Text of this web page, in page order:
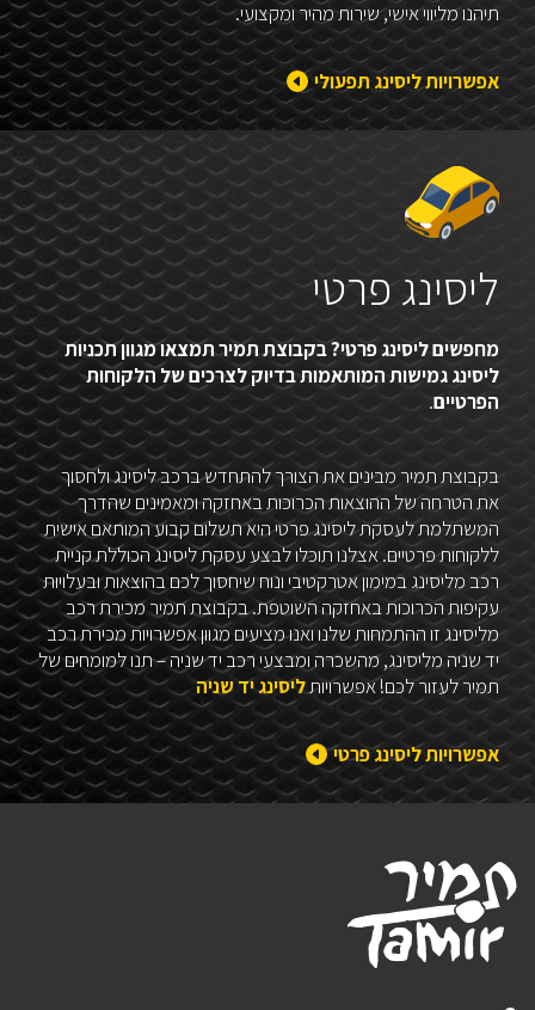
תיהנו מליווי אישי, שירות מהיר ומקצועי.
אפשרויות ליסינג תפעולי
ליסינג פרטי
מחפשים ליסינג פרטי? בקבוצת תמיר תמצאו מגוון תכניות
ליסינג גמישות המותאמות בדיוק לצרכים של הלקוחות
הפרטיים.
בקבוצת תמיר מבינים את הצורך להתחדש ברכב ליסינג ולחסוך
את הטרחה של ההוצאות הכרוכות באחזקה ומאמינים שהדרך
המשתלמת לעסקת ליסינג פרטי היא תשלום קבוע המותאם אישית
ללקוחות פרטיים. אצלנו תוכלו לבצע עסקת ליסינג הכוללת קניית
רכב מליסינג במימון אטרקטיבי ונוח שיחסוך לכם בהוצאות ובעלויות
עקיפות הכרוכות באחזקה השוטפת. בקבוצת תמיר מכירת רכב
מליסינג זו ההתמחות שלנו ואנו מציעים מגוון אפשרויות מכירת רכב
יד שניה מליסינג, מהשכרה ומבצעי רכב יד שניה – תנו למומחים של
תמיר לעזור לכם! אפשרויותליסינג יד שניה
אפשרויות ליסינג פרטי